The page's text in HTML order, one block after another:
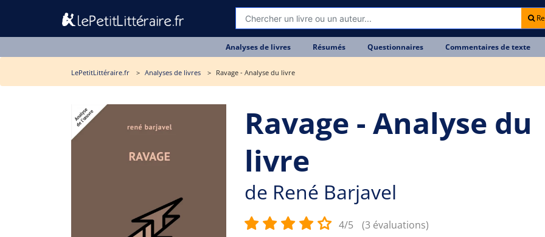
Analyses de livres Résumés Questionnaires Commentaires de texte
LePetitLittéraire.fr Analyses de livres Ravage - Analyse du livre
Ravage - Analyse du
livre
de René Barjavel
4/5 (3 évaluations)